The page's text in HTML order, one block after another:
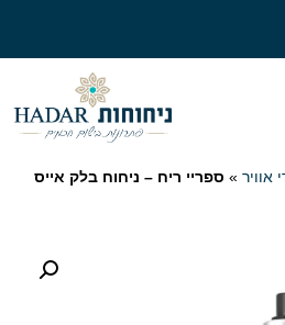
אוויר » ספריי ריח – ניחוח בלק אייס